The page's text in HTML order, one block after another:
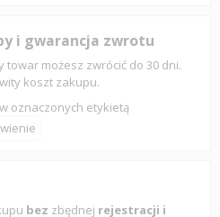
i gwarancja zwrotu
możesz zwrócić do 30 dni.
koszt zakupu.
oznaczonych etykietą
bez zbędnej rejestracji i